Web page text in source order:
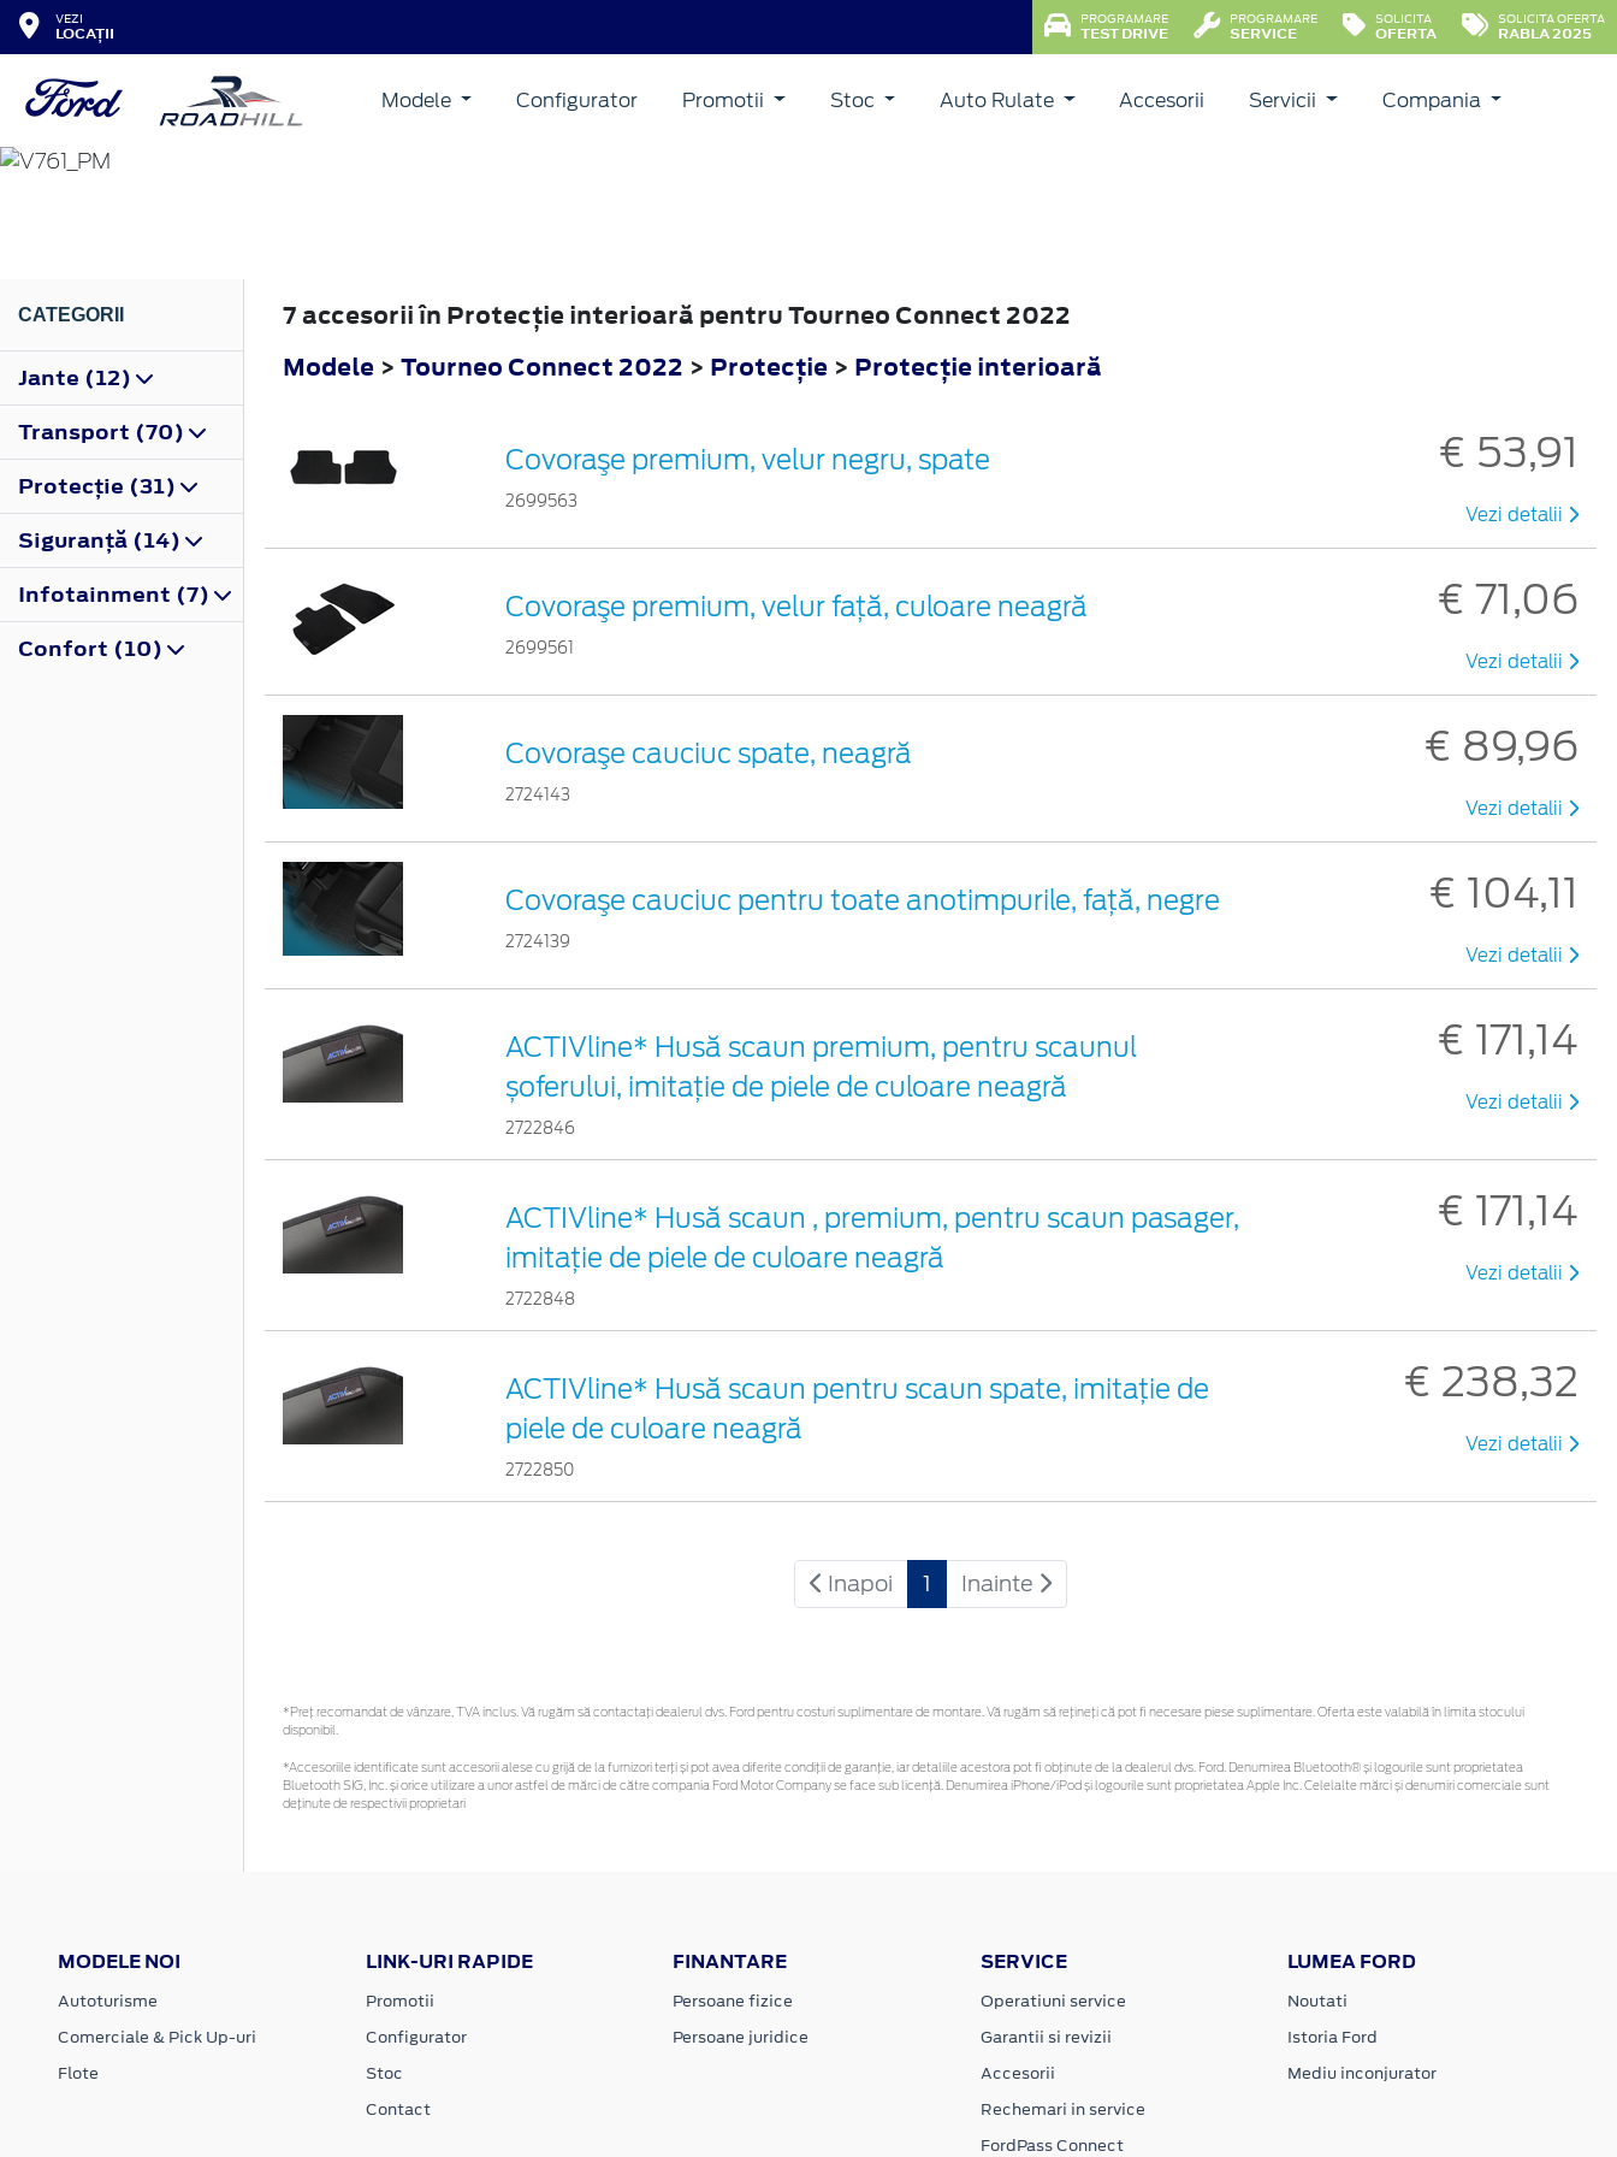
VEZI
LOCAȚII
PROGRAMARE
TEST DRIVE
PROGRAMARE
SERVICE
SOLICITA
OFERTA
SOLICITA OFERTA
RABLA 2025
Modele Configurator Promotii Stoc Auto Rulate Accesorii Servicii Compania
TOURNEO CONNECT
CATEGORII
Jante (12)
Transport (70)
Protecţie (31)
Siguranţă (14)
Infotainment (7)
Confort (10)
7 accesorii în Protecţie interioară pentru Tourneo Connect 2022
Modele > Tourneo Connect 2022 > Protecţie > Protecţie interioară
Covoraşe premium, velur negru, spate
2699563
€ 53,91
Vezi detalii
Covoraşe premium, velur față, culoare neagră
2699561
€ 71,06
Vezi detalii
Covoraşe cauciuc spate, neagră
2724143
€ 89,96
Vezi detalii
Covoraşe cauciuc pentru toate anotimpurile, față, negre
2724139
€ 104,11
Vezi detalii
ACTIVline* Husă scaun premium, pentru scaunul
șoferului, imitație de piele de culoare neagră
2722846
€ 171,14
Vezi detalii
ACTIVline* Husă scaun , premium, pentru scaun pasager,
imitație de piele de culoare neagră
2722848
€ 171,14
Vezi detalii
ACTIVline* Husă scaun pentru scaun spate, imitație de
piele de culoare neagră
2722850
€ 238,32
Vezi detalii
Inapoi 1 Inainte
*Preţ recomandat de vânzare, TVA inclus. Vă rugăm să contactaţi dealerul dvs. Ford pentru costuri suplimentare de montare. Vă rugăm să rețineți că pot fi necesare piese suplimentare. Oferta este valabilă în limita stocului
disponibil.
*Accesoriile identificate sunt accesorii alese cu grijă de la furnizori terți și pot avea diferite condiții de garanție, iar detaliile acestora pot fi obținute de la dealerul dvs. Ford. Denumirea Bluetooth® și logourile sunt proprietatea
Bluetooth SIG, Inc. și orice utilizare a unor astfel de mărci de către compania Ford Motor Company se face sub licență. Denumirea iPhone/iPod și logourile sunt proprietatea Apple Inc. Celelalte mărci și denumiri comerciale sunt
deținute de respectivii proprietari
MODELE NOI
Autoturisme
Comerciale & Pick Up-uri
Flote
LINK-URI RAPIDE
Promotii
Configurator
Stoc
Contact
FINANTARE
Persoane fizice
Persoane juridice
SERVICE
Operatiuni service
Garantii si revizii
Accesorii
Rechemari in service
FordPass Connect
LUMEA FORD
Noutati
Istoria Ford
Mediu inconjurator